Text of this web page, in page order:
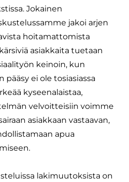
Jokainen
jakoi arjen
hoitamattomista
asiakkaita tuetaan
keinoin, kun
ei ole tosiasiassa
kyseenalaistaa,
velvoitteisiin voimme
asiakkaan vastaavan,
apua
lakimuutoksista on